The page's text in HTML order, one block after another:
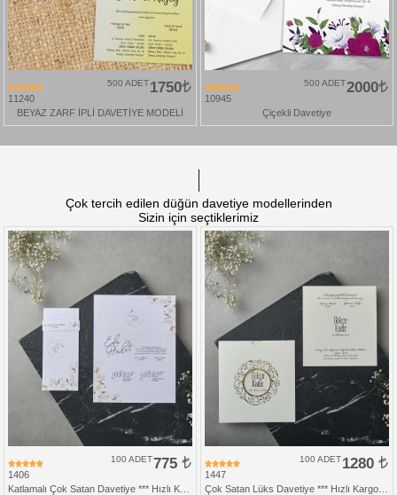
11240
1750
500 ADET
BEYAZ ZARF İPLİ DAVETİYE MODELİ
10945
2000
500 ADET
Çiçekli Davetiye
Çok tercih edilen düğün davetiye modellerinden
Sizin için seçtiklerimiz
1406
775
100 ADET
1447
1280
100 ADET